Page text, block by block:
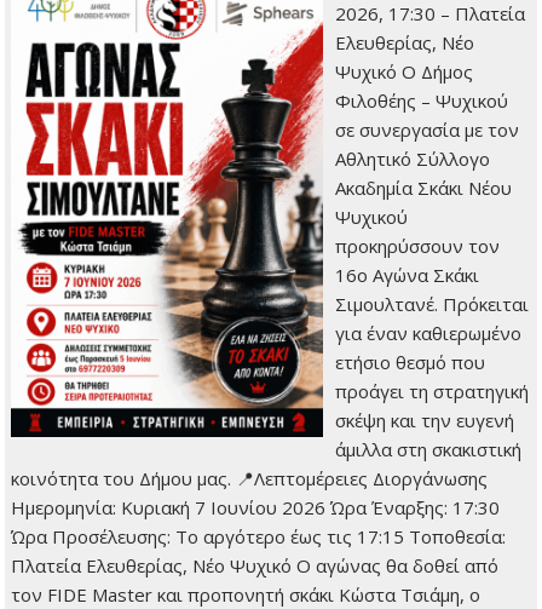
2026, 17:30 – Πλατεία
Ελευθερίας, Νέο
Ψυχικό Ο Δήμος
Φιλοθέης – Ψυχικού
σε συνεργασία με τον
Αθλητικό Σύλλογο
Ακαδημία Σκάκι Νέου
Ψυχικού
προκηρύσσουν τον
16ο Αγώνα Σκάκι
Σιμουλτανέ. Πρόκειται
για έναν καθιερωμένο
ετήσιο θεσμό που
προάγει τη στρατηγική
σκέψη και την ευγενή
άμιλλα στη σκακιστική
κοινότητα του Δήμου μας. 📍Λεπτομέρειες Διοργάνωσης
Ημερομηνία: Κυριακή 7 Ιουνίου 2026 Ώρα Έναρξης: 17:30
Ώρα Προσέλευσης: Το αργότερο έως τις 17:15 Τοποθεσία:
Πλατεία Ελευθερίας, Νέο Ψυχικό Ο αγώνας θα δοθεί από
τον FIDE Master και προπονητή σκάκι Κώστα Τσιάμη, ο